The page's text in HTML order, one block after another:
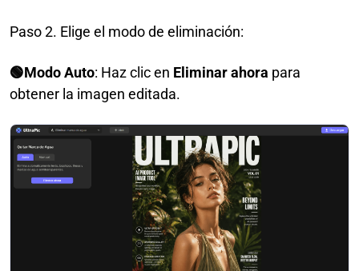
Paso 2. Elige el modo de eliminación:
🟢Modo Auto: Haz clic en Eliminar ahora para
obtener la imagen editada.